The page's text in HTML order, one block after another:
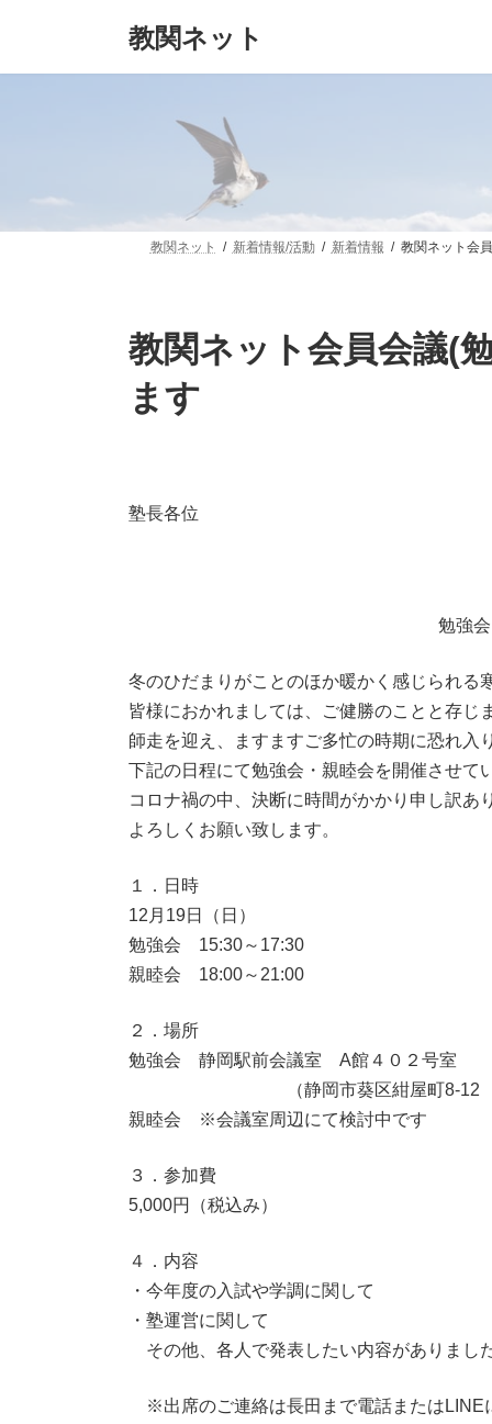
ン
ー
教関ネット
教関ネット 新着情報/活動 新着情報 教関ネット会
教関ネット会員会議(
ます
塾長各位
勉強
冬のひだまりがことのほか暖かく感じられる
皆様におかれましては、ご健勝のことと存じ
師走を迎え、ますますご多忙の時期に恐れ入
下記の日程にて勉強会・親睦会を開催させて
コロナ禍の中、決断に時間がかかり申し訳あ
よろしくお願い致します。
１．日時
12月19日（日）
勉強会 15:30～17:30
親睦会 18:00～21:00
２．場所
勉強会 静岡駅前会議室 A館４０２号室
（静岡市葵区紺屋町8-12 金
親睦会 ※会議室周辺にて検討中です
３．参加費
5,000円（税込み）
４．内容
・今年度の入試や学調に関して
・塾運営に関して
その他、各人で発表したい内容がありまし
※出席のご連絡は長田まで電話またはLINE